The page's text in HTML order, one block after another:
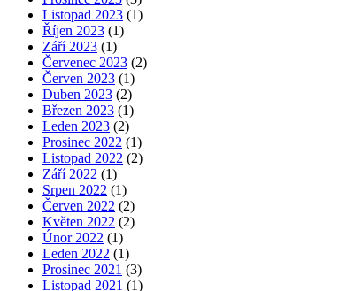
Listopad 2023 (1)
Říjen 2023 (1)
Září 2023 (1)
Červenec 2023 (2)
Červen 2023 (1)
Duben 2023 (2)
Březen 2023 (1)
Leden 2023 (2)
Prosinec 2022 (1)
Listopad 2022 (2)
Září 2022 (1)
Srpen 2022 (1)
Červen 2022 (2)
Květen 2022 (2)
Únor 2022 (1)
Leden 2022 (1)
Prosinec 2021 (3)
Listopad 2021 (1)